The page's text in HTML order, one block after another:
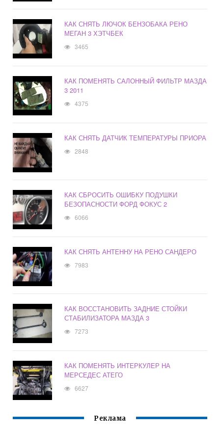
КАК СНЯТЬ ЛЮЧОК БЕНЗОБАКА РЕНО
МЕГАН 3 ХЭТЧБЕК
3465
КАК ПОМЕНЯТЬ САЛОННЫЙ ФИЛЬТР МАЗДА
3 2011
4375
КАК СНЯТЬ ДАТЧИК ТЕМПЕРАТУРЫ ПРИОРА
2848
КАК СБРОСИТЬ ОШИБКУ ПОДУШКИ
БЕЗОПАСНОСТИ ФОРД ФОКУС 2
6066
КАК СНЯТЬ АНТЕННУ НА РЕНО САНДЕРО
7983
КАК ВОССТАНОВИТЬ ЗАДНИЕ СТОЙКИ
СТАБИЛИЗАТОРА МАЗДА 3
7273
КАК ПОМЕНЯТЬ ИНТЕРКУЛЕР НА
МЕРСЕДЕС АТЕГО
6627
Реклама